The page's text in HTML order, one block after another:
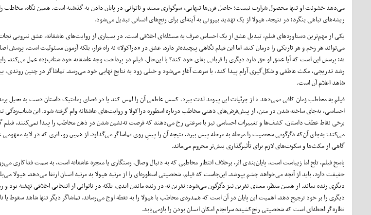
می‌دهد خشونت او تنها محصول شرارت نیست؛ حاصل قرن‌ها تنهایی، سوگواری ممتد و ناتوانی در پایان دادن به گذشته است. همین نگاه، مخاطب
ریشه‌های تباهی بنگرد؛ در نتیجه، هیولا از یک تهدید بیرونی به آینه‌ای برای رنج‌های انسانی تبدیل می‌شود.
یکی از مهم‌ترین دستاوردهای فیلم، تبدیل عشق از یک احساس صرف به مسئله‌ای اخلاقی است. در بسیاری از روایت‌های عاشقانه، عشق نیرویی
می‌تواند هر زخم و هر تاریکی را درمان کند. اما این فیلم نگاهی پیچیده‌تر دارد. عشق در «دراکولا» نه راه فرار، بلکه آزمون مسئولیت است. پرسش
نه؛ پرسش این است که آیا عشق او حق دارد دیگری را قربانی بقای خود کند؟ با این‌حال، فیلم در پرداخت وجه عاشقانه‌ خود شتاب‌زده عمل
رشد تدریجی، مکث عاطفی و شکل‌گیری آرام پیدا کند، با سرعت آغاز می‌شود و خیلی زود به نتایج نهایی خود می‌رسد. تماشاگر در چنین روندی،
شاهد اعلام آن است.
فیلم به مخاطب زمان کافی نمی‌دهد تا از جزئیات این پیوند لذت ببرد، کشش عاطفی آن را لمس کند یا در فضای رمانتیک داستان دست به تخیل
احساسی، به‌جای ساخته شدن در متن، از پیش‌فرض‌های ذهنی مخاطب درباره اسطوره دراکولا و روایت‌های عاشقانه وام گرفته شود. این شتاب‌زدگی
برخی نقاط عطف داستان، کشف‌ها و تغییرات احساسی نیز با سرعتی رخ می‌دهند که فرصت ته‌نشین شدن در ذهن مخاطب را پیدا نمی‌کنند. فیلم گاه
می‌کند؛ به‌جای آن‌که دگرگونی شخصیت را مرحله ‌به ‌مرحله پیش ببرد، نتیجه آن را پیشِ روی تماشاگر می‌گذارد. از همین رو، اثری که در لایه
گاهی از مکث‌ها و سکوت‌های لازم برای تأثیرگذاری بیش‌تر محروم می‌ماند.
پاسخ فیلم، تلخ اما زیباست است. پایان‌بندی اثر، برخلاف انتظار مخاطبی که به دنبال وصال، رستگاری یا معجزه عاشقانه است، به سمت فداکاری
حقیقت دارد، باید از آنچه می‌خواهد چشم بپوشد. این‌جاست که فیلم، شخصیتی اسطوره‌ای را از مرتبه هیولا به مرتبه انسان ارتقا می‌دهد. هیولا
دیگری زنده بماند. از همین منظر، معنای نفرین نیز دگرگون می‌شود: نفرین نه در زنده ماندن ابدی، بلکه در ناتوانی از انتخابی اخلاقی نهفته
دیگری را بر خود ترجیح دهد. اهمیت این پایان در آن است که همدردی مخاطب با هیولا را به نقطه اوج می‌رساند. تماشاگر دیگر تنها شاهد سقوط
نظاره‌گر لحظه‌ای است که شخصیتی رنج‌کشیده سرانجام امکان انسان بودن را بازمی‌یابد.